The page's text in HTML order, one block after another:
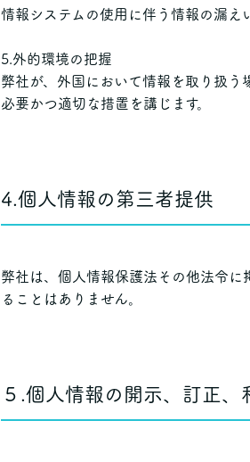
情報システムの使用に伴う情報の漏え
5.外的環境の把握
弊社が、外国において情報を取り扱う
必要かつ適切な措置を講じます。
4.個人情報の第三者提供
弊社は、個人情報保護法その他法令
ることはありません。
５.個人情報の開示、訂正